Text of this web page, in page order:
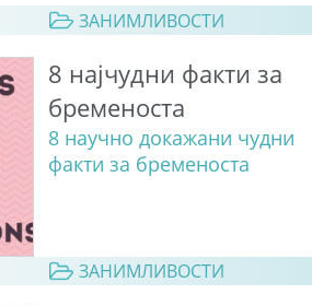
ЗАНИМЛИВОСТИ
8 најчудни факти за
бременоста
8 научно докажани чудни
факти за бременоста
ЗАНИМЛИВОСТИ